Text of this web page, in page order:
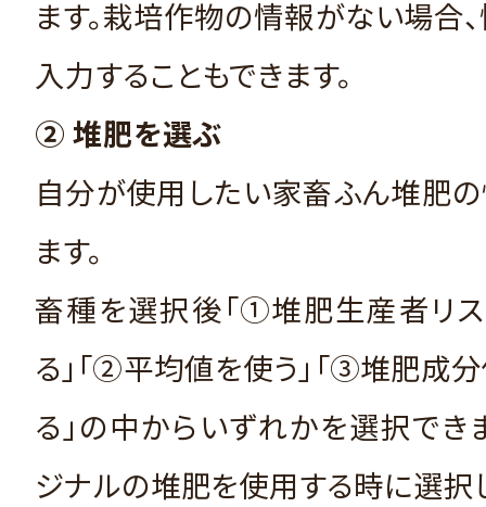
ます。栽培作物の情報がない場合
入力することもできます。
② 堆肥を選ぶ
自分が使用したい家畜ふん堆肥
ます。
畜種を選択後「①堆肥生産者リ
る」「②平均値を使う」「③堆肥成
る」の中からいずれかを選択でき
ジナルの堆肥を使用する時に選択